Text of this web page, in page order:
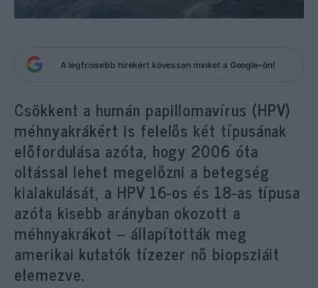
A legfrissebb hírekért kövessen minket a Google-ön!
Csökkent a humán papillomavírus (HPV)
méhnyakrákért is felelős két típusának
előfordulása azóta, hogy 2006 óta
oltással lehet megelőzni a betegség
kialakulását, a HPV 16-os és 18-as típusa
azóta kisebb arányban okozott a
méhnyakrákot – állapították meg
amerikai kutatók tízezer nő biopsziáit
elemezve.